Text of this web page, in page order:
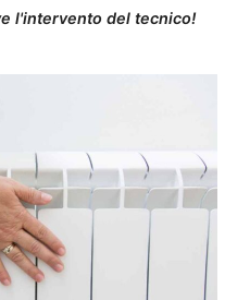
l'intervento del tecnico!